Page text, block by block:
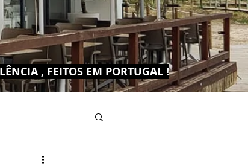
, FEITOS EM PORTUGAL !